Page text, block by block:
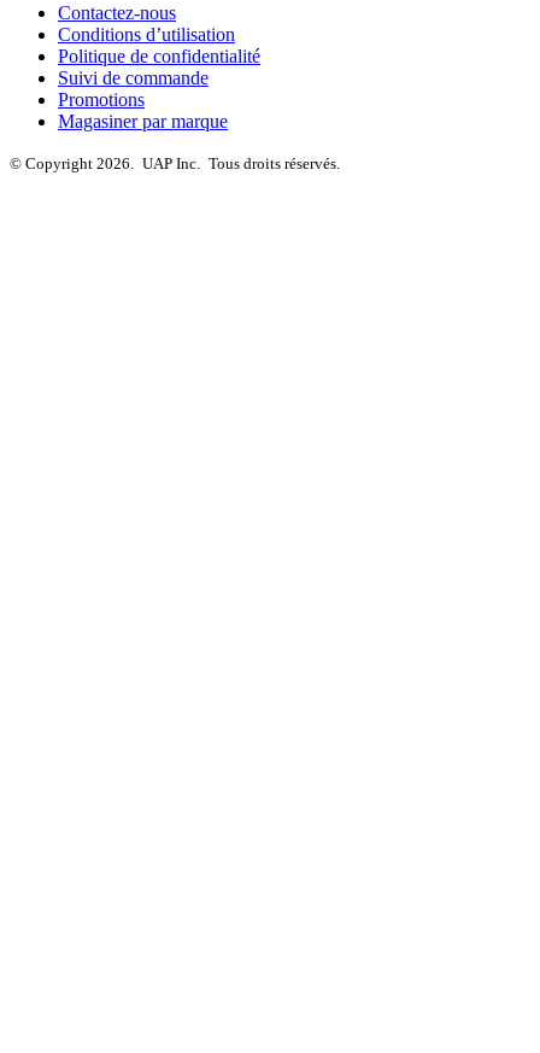
Contactez-nous
Conditions d’utilisation
Politique de confidentialité
Suivi de commande
Promotions
Magasiner par marque
© Copyright 2026. UAP Inc. Tous droits réservés.